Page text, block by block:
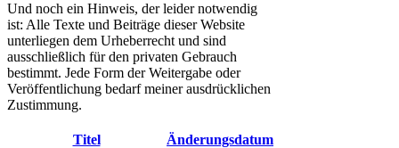
Und noch ein Hinweis, der leider notwendig
ist: Alle Texte und Beiträge dieser Website
unterliegen dem Urheberrecht und sind
ausschließlich für den privaten Gebrauch
bestimmt. Jede Form der Weitergabe oder
Veröffentlichung bedarf meiner ausdrücklichen
Zustimmung.
Titel
Änderungsdatum